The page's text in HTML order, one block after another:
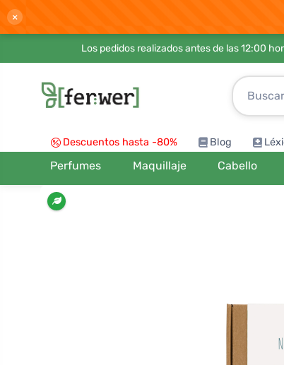
×
Los pedidos realizados antes de las 12:00
Descuentos hasta -80% Blog
Perfumes Maquillaje Cabello